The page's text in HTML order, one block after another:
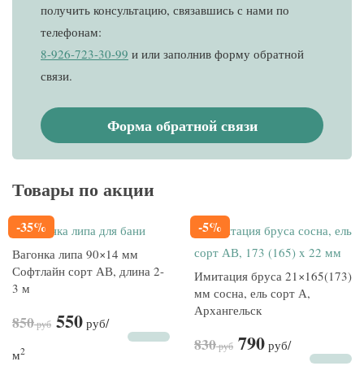
получить консультацию, связавшись с нами по
телефонам:
8-926-723-30-99 и или заполнив форму обратной
связи.
Форма обратной связи
Товары по акции
-35%
Вагонка липа 90×14 мм
Софтлайн сорт АВ, длина 2-
3 м
850руб 550 руб/
м2
-5%
Имитация бруса 21×165(173)
мм сосна, ель сорт А,
Архангельск
830руб 790 руб/